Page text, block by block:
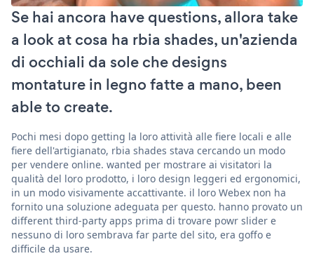
Se hai ancora have questions, allora take
a look at cosa ha rbia shades, un'azienda
di occhiali da sole che designs
montature in legno fatte a mano, been
able to create.
Pochi mesi dopo getting la loro attività alle fiere locali e alle
fiere dell'artigianato, rbia shades stava cercando un modo
per vendere online. wanted per mostrare ai visitatori la
qualità del loro prodotto, i loro design leggeri ed ergonomici,
in un modo visivamente accattivante. il loro Webex non ha
fornito una soluzione adeguata per questo. hanno provato un
different third-party apps prima di trovare powr slider e
nessuno di loro sembrava far parte del sito, era goffo e
difficile da usare.